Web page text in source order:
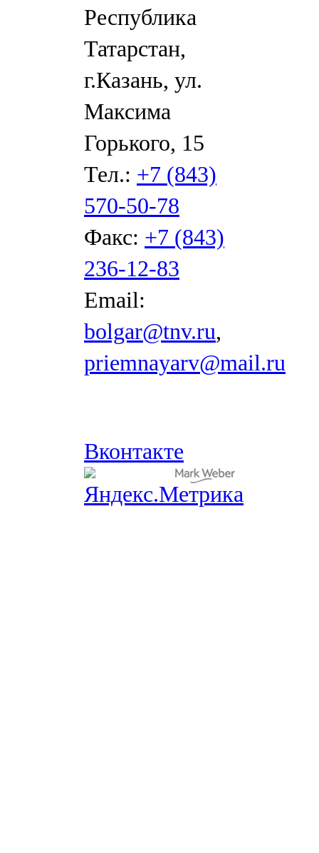
Республика
Татарстан,
г.Казань, ул.
Максима
Горького, 15
Тел.: +7 (843)
570-50-78
Факс: +7 (843)
236-12-83
Email:
bolgar@tnv.ru,
priemnayarv@mail.ru
Вконтакте